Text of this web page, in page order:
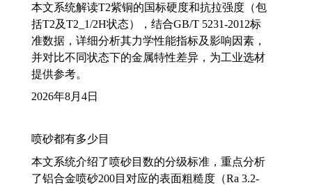
本文系统解读T2紫铜的国标硬度和抗拉强度（包
括T2及T2_1/2H状态），结合GB/T 5231-2012标
准数据，详细分析其力学性能指标及影响因素，
并对比不同状态下的金属特性差异，为工业选材
提供参考。
2026年8月4日
喷砂都有多少目
本文系统介绍了喷砂目数的分级标准，重点分析
了铝合金喷砂200目对应的表面粗糙度（Ra 3.2-